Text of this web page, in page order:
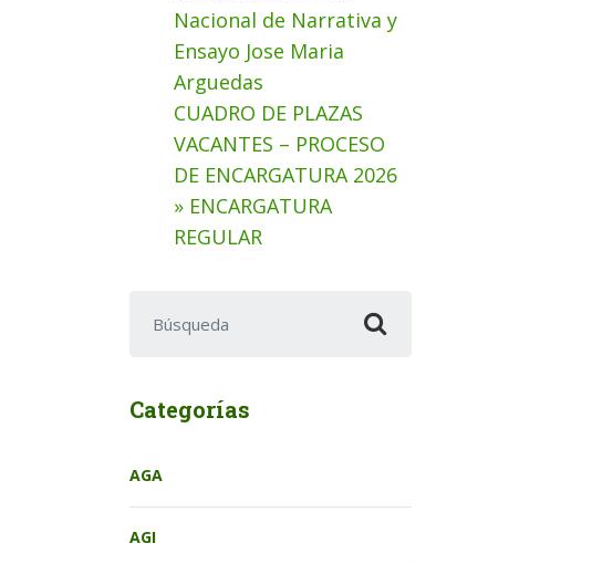
Nacional de Narrativa y
Ensayo Jose Maria
Arguedas
CUADRO DE PLAZAS
VACANTES – PROCESO
DE ENCARGATURA 2026
» ENCARGATURA
REGULAR
Categorías
AGA
AGI